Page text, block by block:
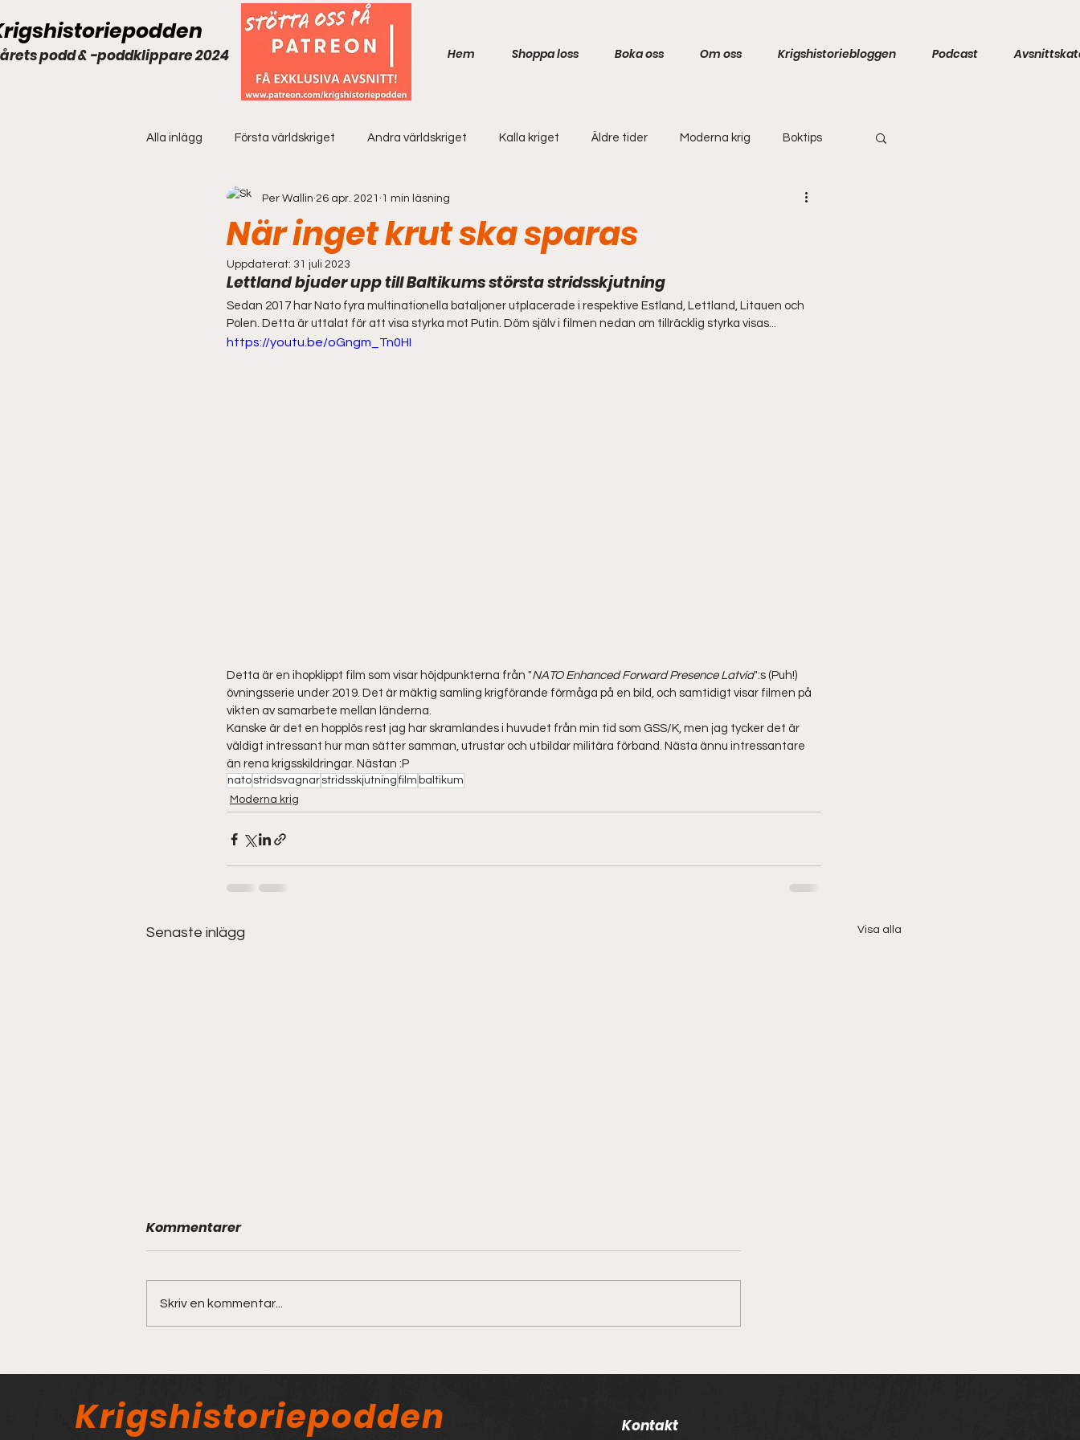
podd & -poddklippare 2024 Hem Shoppa loss Boka oss Om oss Krigshistoriebloggen Podcast
Alla inlägg Första världskriget Andra världskriget Kalla kriget Äldre tider Moderna krig Boktips
Extramaterial
När inget krut ska sparas
Per Wallin 26 apr. 2021 1 min läsning
Uppdaterat: 31 juli 2023
Lettland bjuder upp till Baltikums största stridsskjutning
Sedan 2017 har Nato fyra multinationella bataljoner utplacerade i respektive Estland, Lettland, Litauen och
Polen. Detta är uttalat för att visa styrka mot Putin. Döm själv i filmen nedan om tillräcklig styrka visas...
https://youtu.be/oGngm_Tn0HI
Detta är en ihopklippt film som visar höjdpunkterna från "NATO Enhanced Forward Presence Latvia":s (Puh!)
övningsserie under 2019. Det är mäktig samling krigförande förmåga på en bild, och samtidigt visar filmen på
vikten av samarbete mellan länderna.
Kanske är det en hopplös rest jag har skramlandes i huvudet från min tid som GSS/K, men jag tycker det är
väldigt intressant hur man sätter samman, utrustar och utbildar militära förband. Nästa ännu intressantare
än rena krigsskildringar. Nästan :P
nato stridsvagnar stridsskjutning film baltikum
Moderna krig
Senaste inlägg Visa alla
Technicals i krig del 2
Technicals i krig del 1
betydelse
Kommentarer
Skriv en kommentar...
Krigshistoriepodden Kontakt